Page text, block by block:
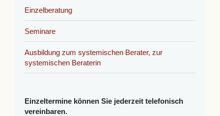
Einzelberatung
Seminare
Ausbildung zum systemischen Berater, zur
systemischen Beraterin
Einzeltermine können Sie jederzeit telefonisch
vereinbaren.